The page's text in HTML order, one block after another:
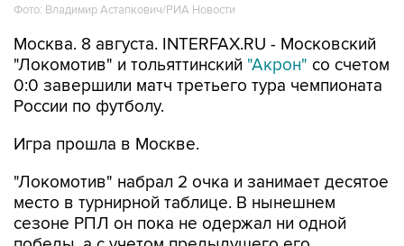
Фото: Владимир Астапкович/РИА Новости
Москва. 8 августа. INTERFAX.RU - Московский
"Локомотив" и тольяттинский "Акрон" со счетом
0:0 завершили матч третьего тура чемпионата
России по футболу.
Игра прошла в Москве.
"Локомотив" набрал 2 очка и занимает десятое
место в турнирной таблице. В нынешнем
сезоне РПЛ он пока не одержал ни одной